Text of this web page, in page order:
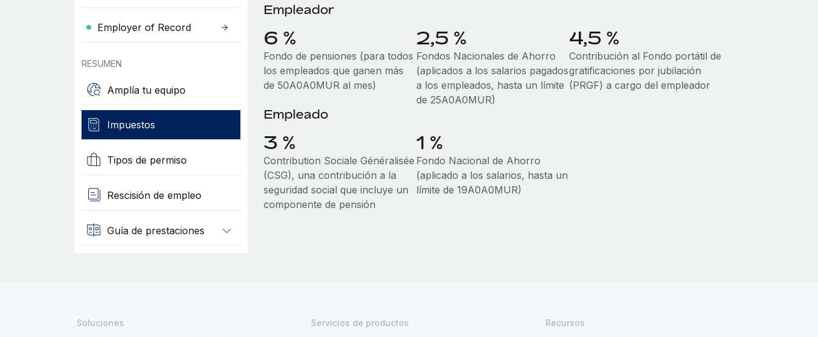
Employer of Record
RESUMEN
Amplía tu equipo
Impuestos
Tipos de permiso
Rescisión de empleo
Guía de prestaciones
Empleador
6 %
Fondo de pensiones (para todos
los empleados que ganen más
de 50A0A0MUR al mes)
2,5 %
Fondos Nacionales de Ahorro
(aplicados a los salarios pagados
a los empleados, hasta un límite
de 25A0A0MUR)
4,5 %
Contribución al Fondo portátil de
gratificaciones por jubilación
(PRGF) a cargo del empleador
Empleado
3 %
Contribution Sociale Généralisée
(CSG), una contribución a la
seguridad social que incluye un
componente de pensión
1 %
Fondo Nacional de Ahorro
(aplicado a los salarios, hasta un
límite de 19A0A0MUR)
Soluciones
Servicios de productos
Recursos